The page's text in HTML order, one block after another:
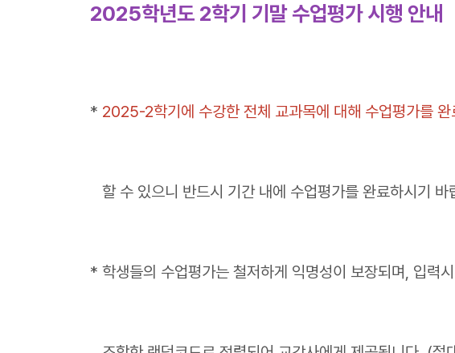
2025학년도 2학기 기말 수업평가 시행 안내
* 2025-2학기에 수강한 전체 교과목에 대해 수업평가를
할 수 있으니 반드시 기간 내에 수업평가를 완료하시기 바
* 학생들의 수업평가는 철저하게 익명성이 보장되며, 입